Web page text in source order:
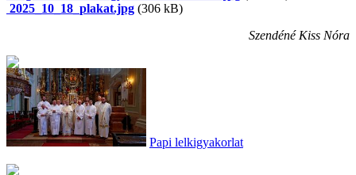
2025_10_18_plakat.jpg (306 kB)
Szendéné Kiss Nóra
Papi lelkigyakorlat